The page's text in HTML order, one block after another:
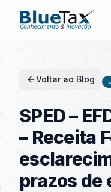
Voltar ao Blog
SPED –
– Receita
prazos de